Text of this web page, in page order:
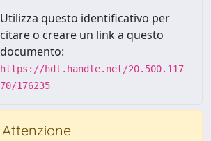
Utilizza questo identificativo per
citare o creare un link a questo
documento:
https://hdl.handle.net/20.500.117
70/176235
Attenzione